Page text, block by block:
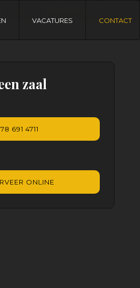
site Nederlandse site
VACATURES CONTACT
zaal
691 4711
ONLINE